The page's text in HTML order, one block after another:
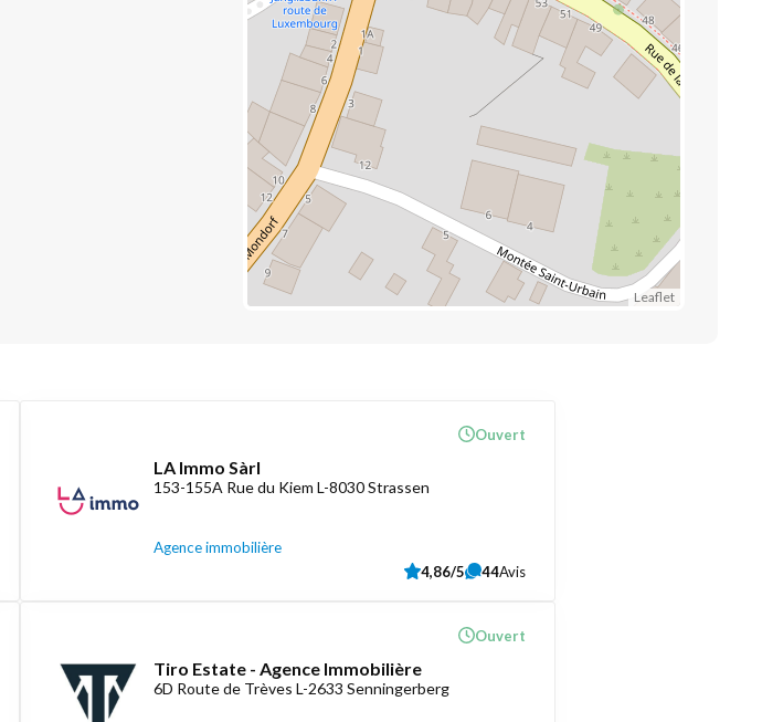
Leaflet
LA Immo Sàrl
153-155A Rue du Kiem L-8030 Strassen
Agence immobilière
Ouvert
4,86/5 44Avis
Tiro Estate - Agence Immobilière
6D Route de Trèves L-2633 Senningerberg
Ouvert